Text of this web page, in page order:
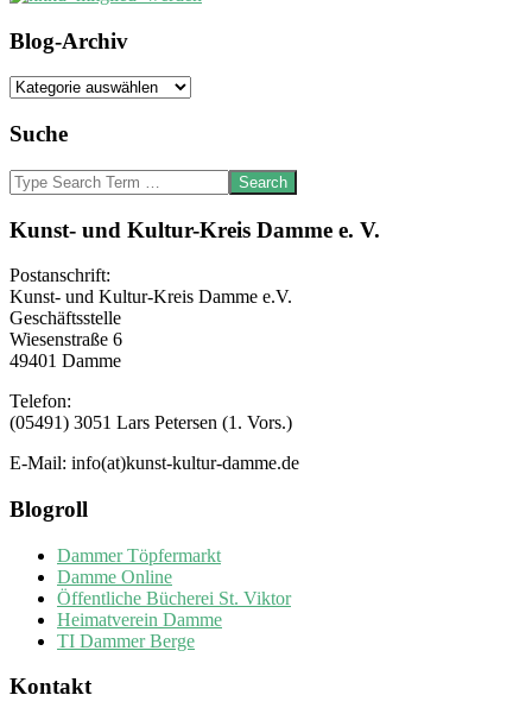
Blog-Archiv
Blog-
Suche
Search
Kunst- und Kultur-Kreis Damme e. V.
Postanschrift:
Kunst- und Kultur-Kreis Damme e.V.
Geschäftsstelle
Wiesenstraße 6
49401 Damme
Telefon:
(05491) 3051 Lars Petersen (1. Vors.)
E-Mail: info(at)kunst-kultur-damme.de
Blogroll
Dammer Töpfermarkt
Damme Online
Öffentliche Bücherei St. Viktor
Heimatverein Damme
TI Dammer Berge
Kontakt